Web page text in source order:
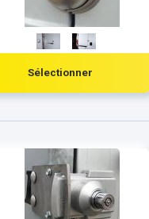
Sélectionner